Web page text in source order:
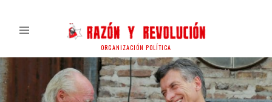
ORGANIZACIÓN POLÍTICA